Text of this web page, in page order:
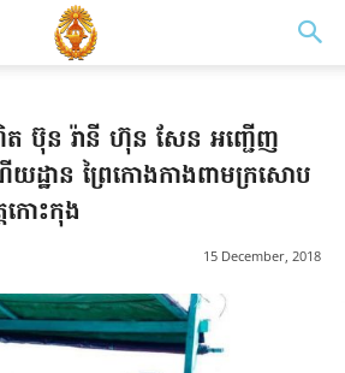
ឌិត ប៊ុន រ៉ានី ហ៊ុន សែន អញ្ជើញ
យដ្ឋាន ព្រៃកោង​កាងពាមក្រសោប
កោះកុង
15 December, 2018